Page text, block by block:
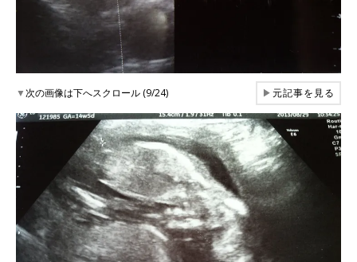
▼次の画像は下へスクロール (9/24) ▶元記事を見る